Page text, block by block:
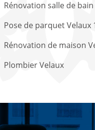
Rénovation salle de
Pose de parquet Velaux
Rénovation de maison
Plombier Velaux